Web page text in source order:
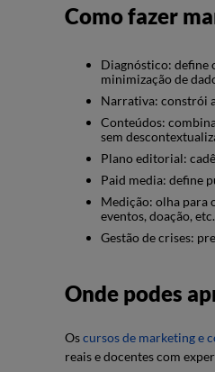
Como fazer
Diagnóstico: define
minimização de
Narrativa: constrói
Conteúdos:
sem
Plano editorial:
Paid media: define
Medição: olha para
eventos, doação,
Gestão de crises:
Onde podes
Oscursos de marketing e
reais e docentes com